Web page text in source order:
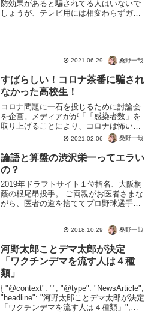
防効果があると騙されてる人はいないで
しょうが、テレビ用には相変わらずガチ
2021.06.29 桑野一哉
すばらしい！コロナ茶番に騙され
なかった高校生！
コロナ問題に一石を投じるために討論会
を企画。メディアがが「「感染者数」を
取り上げることにより、コロナは怖いウ
イルスだと不安をかきたることにより問
題が加速している。なぜこの高校生は、
これだけ大衆が球されるように仕組まれ
たプログラムなのに、本質...
2021.02.06 桑野一哉
論語と算盤の渋沢栄一ってエラい
の？
2019年ドラフトサイト１位指名、大阪桐
蔭の根尾昂投手。 ご両親がお医者さまな
がら、医者の道を捨ててプロ野球選手
と算盤」?論語と算盤（上） （いつか読
2018.10.29 桑野一哉
河野太郎ことデマ太郎が決定
「ワクチンデマを流す人は４種
類」
{ "@context": "", "@type": "NewsArticle",
"headline": "河野太郎ことデマ太郎が決定
「ワクチンデマを流す人は４種類」",